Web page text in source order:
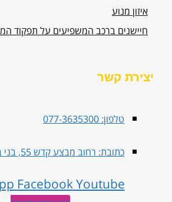
איזון מנוע
חיישנים ברכב המשפיעים על תפקוד
יצירת קשר
טלפון: 077-3635300
כתובת: רחוב מבצע קדש 55, בני ברק
Facebook Youtube